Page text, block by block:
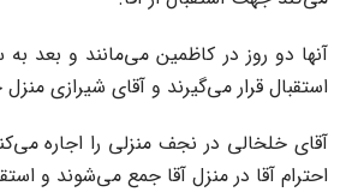
آنها دو روز در کاظمین می‌مانند و بعد
استقبال قرار می‌گیرند و آقای شیرازی
آقای خلخالی در نجف منزلی را اجاره
احترام آقا در منزل آقا جمع می‌شوند و